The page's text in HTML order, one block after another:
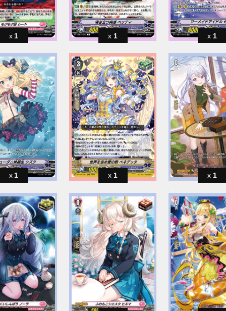
1 1 1
1 1 1